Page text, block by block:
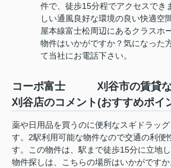
件で、徒歩15分程でアクセスでき
しい通風良好な環境の良い快適空
屋本線富士松周辺にあるクラスホ
物件はいかがですか？気になった
て当社にお電話下さい。
コーポ富士 刈谷市の賃貸な
刈谷店のコメント(おすすめポイ
薬や日用品を買うのに便利なスギドラッ
す。2駅利用可能な物件なので交通の利便
す。この物件は、駅まで徒歩15分に立地
物件探しは、こちらの場所はいかがです